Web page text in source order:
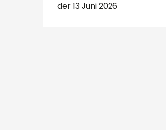
der 13 Juni 2026